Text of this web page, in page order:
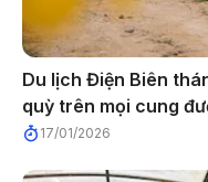
Du lịch Điện Biên
quỳ trên mọi cung
17/01/2026